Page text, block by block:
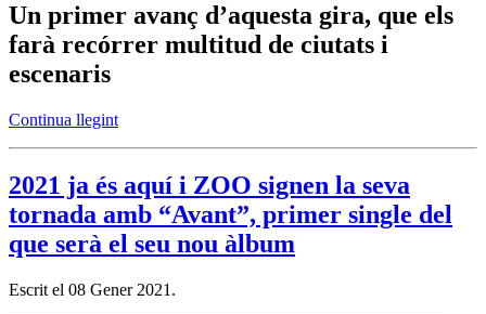
Un primer avanç d’aquesta gira, que els
farà recórrer multitud de ciutats i
escenaris
Continua llegint
2021 ja és aquí i ZOO signen la seva
tornada amb “Avant”, primer single del
que serà el seu nou àlbum
Escrit el 08 Gener 2021 .